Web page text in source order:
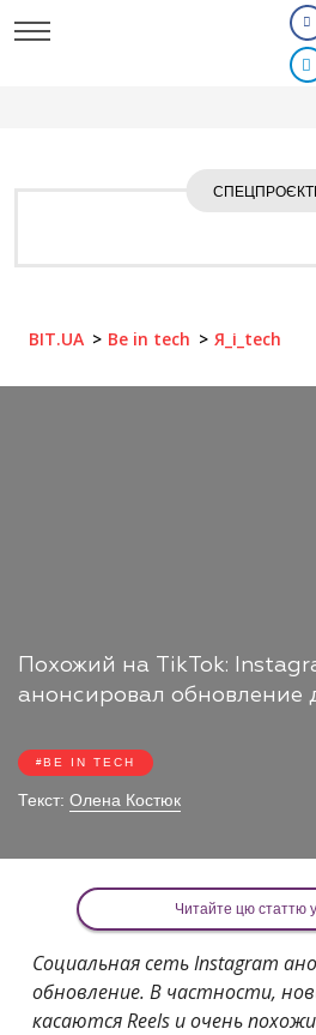
BIT.UA Be in tech Я_і_tech
Похожий на TikTok:
анонсировал обновление
BE IN TECH
Текст: Олена Костюк
Читайте цю статтю
Социальная сеть Instagram
обновление. В частности,
касаются Reels и очень